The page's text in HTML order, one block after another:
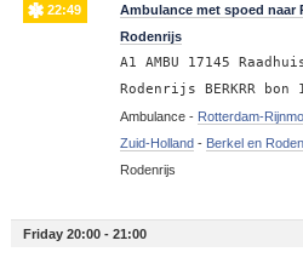
22:49
Ambulance met spoed naar
Rodenrijs
A1 AMBU 17145
Rodenrijs BERKRR bon
Ambulance - Rotterdam-
Zuid-Holland- Berkel en
Rodenrijs
Friday 20:00 - 21:00